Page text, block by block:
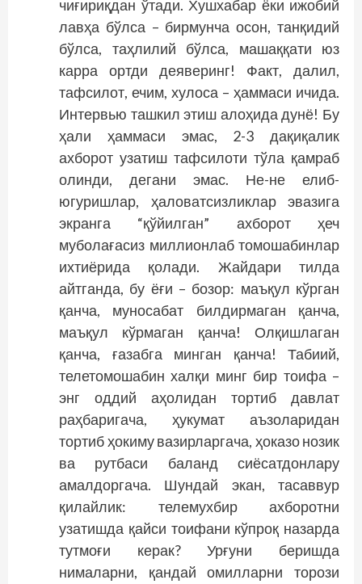
чиғириқдан ўтади. Хушхабар ёки ижобий
лавҳа бўлса – бирмунча осон, танқидий
бўлса, таҳлилий бўлса, машаққати юз
карра ортди деяверинг! Факт, далил,
тафсилот, ечим, хулоса – ҳаммаси ичида.
Интервью ташкил этиш алоҳида дунё! Бу
ҳали ҳаммаси эмас, 2-3 дақиқалик
ахборот узатиш тафсилоти тўла қамраб
олинди, дегани эмас. Не-не елиб-
югуришлар, ҳаловатсизликлар эвазига
экранга “қўйилган” ахборот ҳеч
муболағасиз миллионлаб томошабинлар
ихтиёрида қолади. Жайдари тилда
айтганда, бу ёғи – бозор: маъқул кўрган
қанча, муносабат билдирмаган қанча,
маъқул кўрмаган қанча! Олқишлаган
қанча, ғазабга минган қанча! Табиий,
телетомошабин халқи минг бир тоифа –
энг оддий аҳолидан тортиб давлат
раҳбаригача, ҳукумат аъзоларидан
тортиб ҳокиму вазирларгача, ҳоказо нозик
ва рутбаси баланд сиёсатдонлару
амалдоргача. Шундай экан, тасаввур
қилайлик: телемухбир ахборотни
узатишда қайси тоифани кўпроқ назарда
тутмоғи керак? Урғуни беришда
нималарни, қандай омилларни торози